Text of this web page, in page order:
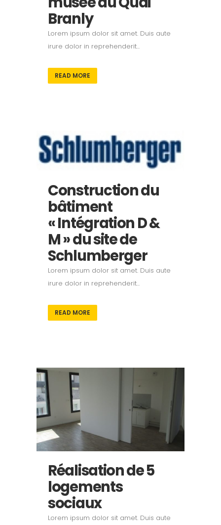
Branly
Lorem ipsum dolor sit amet. Duis aute
irure dolor in reprehenderit...
READ MORE
Construction du
bâtiment
« Intégration D &
M » du site de
Schlumberger
Lorem ipsum dolor sit amet. Duis aute
irure dolor in reprehenderit...
READ MORE
Réalisation de 5
logements
sociaux
Lorem ipsum dolor sit amet. Duis aute